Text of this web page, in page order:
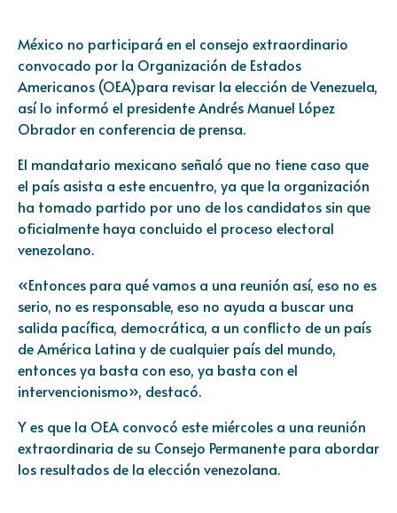
México no participará en el consejo extraordinario
convocado por la Organización de Estados
Americanos (OEA)para revisar la elección de Venezuela,
así lo informó el presidente Andrés Manuel López
Obrador en conferencia de prensa.
El mandatario mexicano señaló que no tiene caso que
el país asista a este encuentro, ya que la organización
ha tomado partido por uno de los candidatos sin que
oficialmente haya concluido el proceso electoral
venezolano.
«Entonces para qué vamos a una reunión así, eso no es
serio, no es responsable, eso no ayuda a buscar una
salida pacífica, democrática, a un conflicto de un país
de América Latina y de cualquier país del mundo,
entonces ya basta con eso, ya basta con el
intervencionismo», destacó.
Y es que la OEA convocó este miércoles a una reunión
extraordinaria de su Consejo Permanente para abordar
los resultados de la elección venezolana.